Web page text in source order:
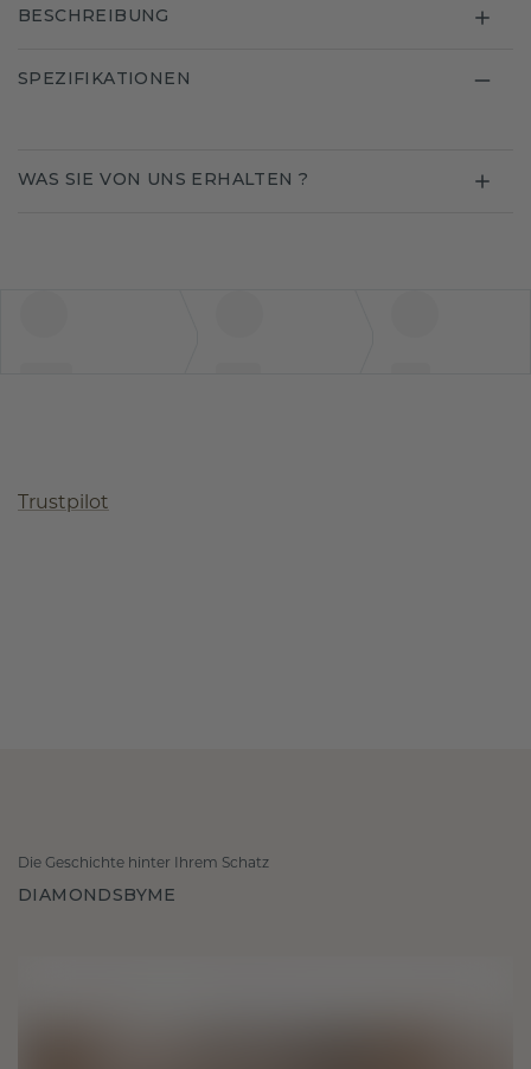
BESCHREIBUNG
SPEZIFIKATIONEN
WAS SIE VON UNS ERHALTEN ?
Trustpilot
Die Geschichte hinter Ihrem Schatz
DIAMONDSBYME